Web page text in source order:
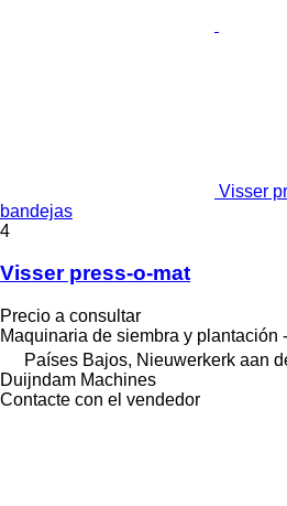
Visser
bandejas
4
Visser press-o-mat
Precio a consultar
Maquinaria de siembra y plantación
Países Bajos, Nieuwerkerk aan
Duijndam Machines
Contacte con el vendedor